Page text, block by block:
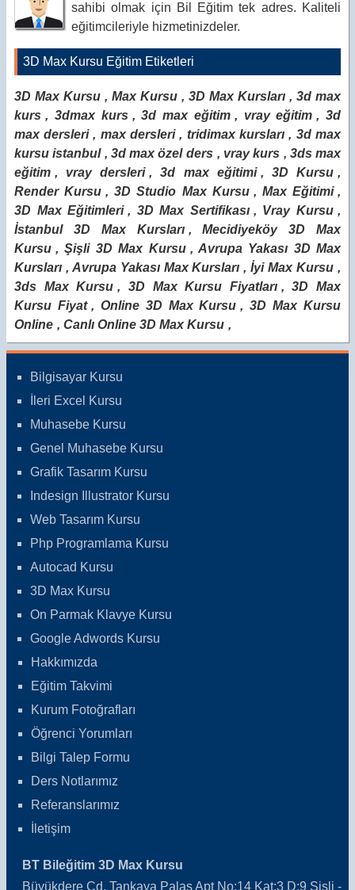
sahibi olmak için Bil Eğitim tek adres. Kaliteli
eğitimcileriyle hizmetinizdeler.
3D Max Kursu Eğitim Etiketleri
3D Max Kursu , Max Kursu , 3D Max Kursları , 3d max
kurs , 3dmax kurs ,3d max eğitim , vray eğitim , 3d
max dersleri , max dersleri , tridimax kursları , 3d max
kursu istanbul ,3d max özel ders , vray kurs , 3ds max
eğitim , vray dersleri ,3d max eğitimi , 3D Kursu ,
Render Kursu ,3D Studio Max Kursu , Max Eğitimi ,
3D Max Eğitimleri , 3D Max Sertifikası , Vray Kursu ,
İstanbul 3D Max Kursları ,Mecidiyeköy 3D Max
Kursu ,Şişli 3D Max Kursu , Avrupa Yakası 3D Max
Kursları , Avrupa Yakası Max Kursları ,İyi Max Kursu ,
3ds Max Kursu , 3D Max Kursu Fiyatları ,3D Max
Kursu Fiyat , Online 3D Max Kursu ,3D Max Kursu
Online , Canlı Online 3D Max Kursu ,
Bilgisayar Kursu
İleri Excel Kursu
Muhasebe Kursu
Genel Muhasebe Kursu
Grafik Tasarım Kursu
Indesign Illustrator Kursu
Web Tasarım Kursu
Php Programlama Kursu
Autocad Kursu
3D Max Kursu
On Parmak Klavye Kursu
Google Adwords Kursu
Hakkımızda
Eğitim Takvimi
Kurum Fotoğrafları
Öğrenci Yorumları
Bilgi Talep Formu
Ders Notlarımız
Referanslarımız
İletişim
BT Bileğitim 3D Max Kursu
Büyükdere Cd. Tankaya Palas Apt No:14 Kat:3 D:9 Şişli -